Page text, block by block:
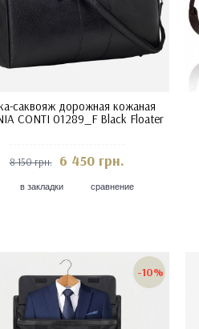
саквояж дорожная кожаная
CONTI 01289_F Black Floater
8 150 грн. 6 450 грн.
в закладки сравнение
-10%